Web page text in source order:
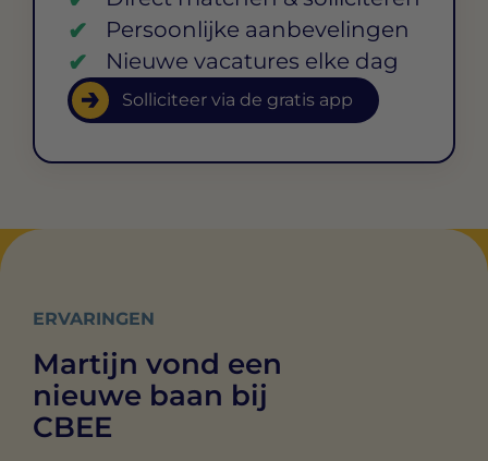
Persoonlijke aanbevelingen
Nieuwe vacatures elke dag
Solliciteer via de gratis app
ERVARINGEN
Martijn vond een
nieuwe baan bij
CBEE